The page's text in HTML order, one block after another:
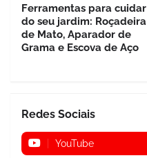
Ferramentas para cuidar
do seu jardim: Roçadeira
de Mato, Aparador de
Grama e Escova de Aço
Redes Sociais
YouTube